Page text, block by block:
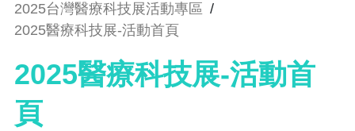
2025台灣醫療科技展活動專區 /
2025醫療科技展-活動首頁
2025醫療科技展-活動首
頁